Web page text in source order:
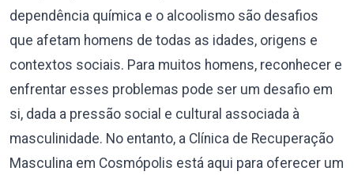
dependência química e o alcoolismo são desafios
que afetam homens de todas as idades, origens e
contextos sociais. Para muitos homens, reconhecer e
enfrentar esses problemas pode ser um desafio em
si, dada a pressão social e cultural associada à
masculinidade. No entanto, a Clínica de Recuperação
Masculina em Cosmópolis está aqui para oferecer um